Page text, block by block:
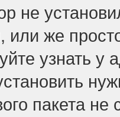
не
или же
узнать у
пакета